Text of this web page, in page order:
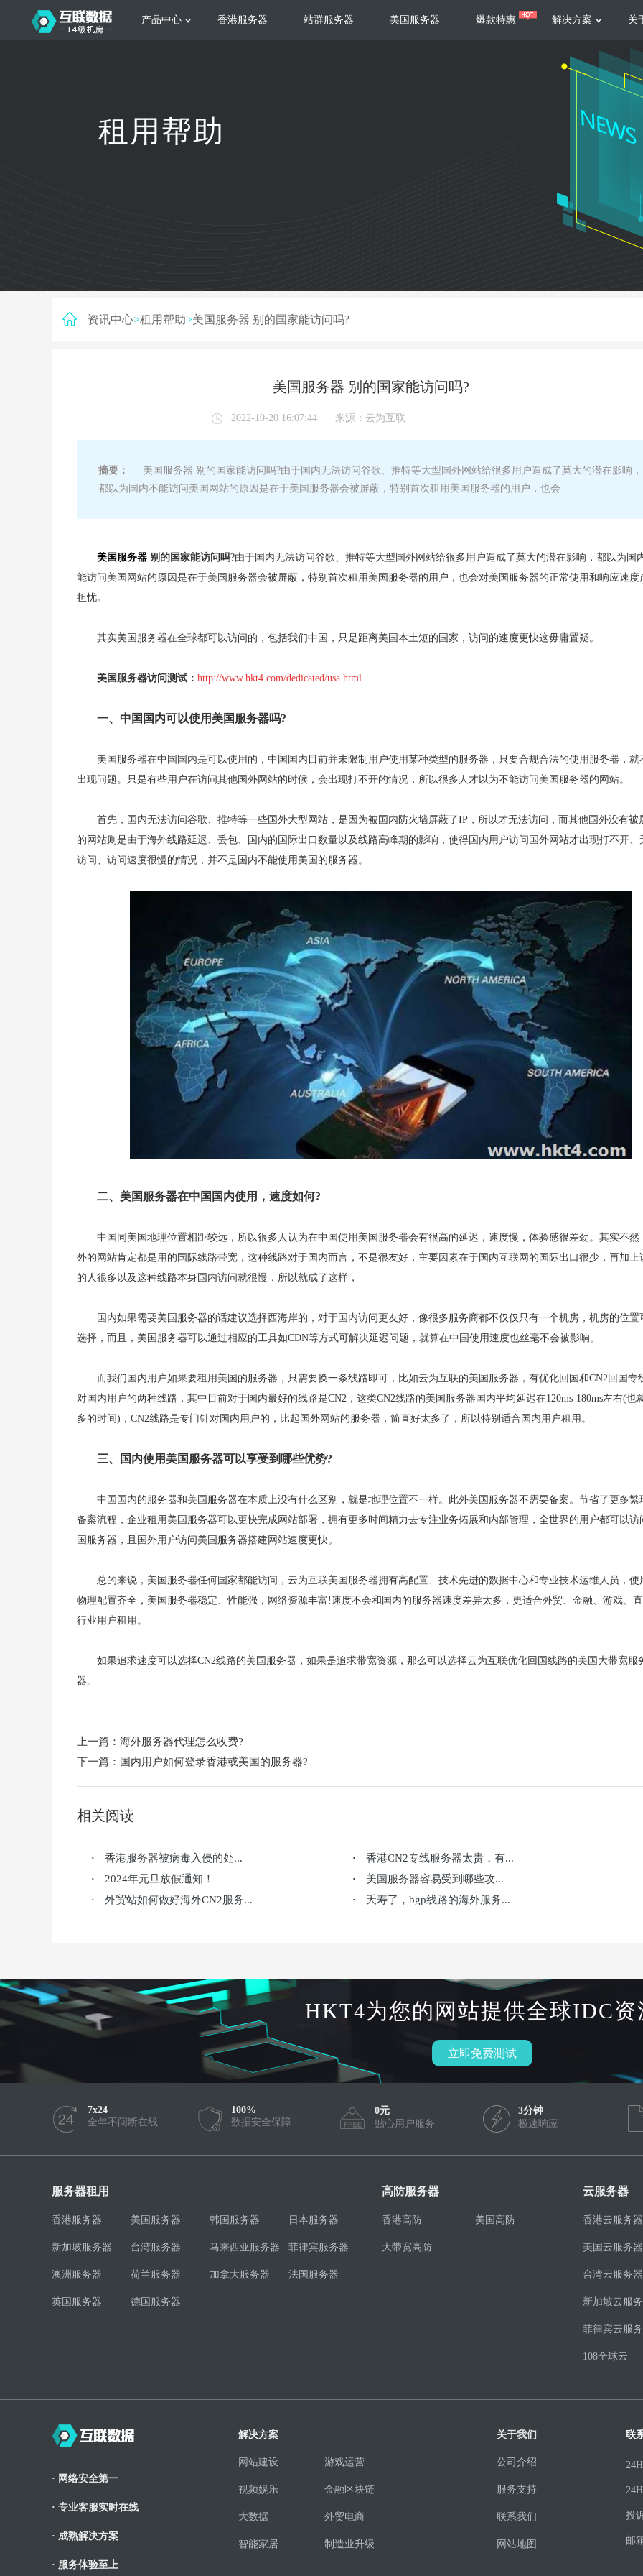
产品中心
新加坡服务器 台湾服务器
服务器
香港服务器 站群服务器 美国服务器 爆款特惠 解决方案
根据不同规模的网站提供可定制化的架
构和 一站式协助
集源视频存储、高效自动
以及 内容分发等功能，加
大数据营销
低成本有效采集、分析、
数据，降 低20%的人工成
关
服务支持
租用帮助
资讯中心>租用帮助>美国服务器 别的国家能访问吗?
美国服务器 别的国家能访问吗?
2022-10-20 16:07:44 来源： 云为互联
摘要：
美国服务器 别的国家能访问吗?由于国内无法访问谷歌、推特等大型国外网站给很多用户造成了莫大的潜在影响，
都以为国内不能访问美国网站的原因是在于美国服务器会被屏蔽，特别首次租用美国服务器的用户，也会
美国服务器 别的国家能访问吗?由于国内无法访问谷歌、推特等大型国外网站给很多用户造成了莫大的潜在影响，都以为国
能访问美国网站的原因是在于美国服务器会被屏蔽，特别首次租用美国服务器的用户，也会对美国服务器的正常使用和响应速度
担忧。
其实美国服务器在全球都可以访问的，包括我们中国，只是距离美国本土短的国家，访问的速度更快这毋庸置疑。
美国服务器访问测试： http://www.hkt4.com/dedicated/usa.html
一、中国国内可以使用美国服务器吗?
美国服务器在中国国内是可以使用的，中国国内目前并未限制用户使用某种类型的服务器，只要合规合法的使用服务器，就
出现问题。只是有些用户在访问其他国外网站的时候，会出现打不开的情况，所以很多人才以为不能访问美国服务器的网站。
首先，国内无法访问谷歌、推特等一些国外大型网站，是因为被国内防火墙屏蔽了IP，所以才无法访问，而其他国外没有被
的网站则是由于海外线路延迟、丢包、国内的国际出口数量以及线路高峰期的影响，使得国内用户访问国外网站才出现打不开、
访问、访问速度很慢的情况，并不是国内不能使用美国的服务器。
二、美国服务器在中国国内使用，速度如何?
中国同美国地理位置相距较远，所以很多人认为在中国使用美国服务器会有很高的延迟，速度慢，体验感很差劲。其实不然
外的网站肯定都是用的国际线路带宽，这种线路对于国内而言，不是很友好，主要因素在于国内互联网的国际出口很少，再加上
的人很多以及这种线路本身国内访问就很慢，所以就成了这样，
国内如果需要美国服务器的话建议选择西海岸的，对于国内访问更友好，像很多服务商都不仅仅只有一个机房，机房的位置
选择，而且，美国服务器可以通过相应的工具如CDN等方式可解决延迟问题，就算在中国使用速度也丝毫不会被影响。
而我们国内用户如果要租用美国的服务器，只需要换一条线路即可，比如云为互联的美国服务器，有优化回国和CN2回国专
对国内用户的两种线路，其中目前对于国内最好的线路是CN2，这类CN2线路的美国服务器国内平均延迟在120ms-180ms左右(也
多的时间)，CN2线路是专门针对国内用户的，比起国外网站的服务器，简直好太多了，所以特别适合国内用户租用。
三、国内使用美国服务器可以享受到哪些优势?
中国国内的服务器和美国服务器在本质上没有什么区别，就是地理位置不一样。此外美国服务器不需要备案。节省了更多繁
备案流程，企业租用美国服务器可以更快完成网站部署，拥有更多时间精力去专注业务拓展和内部管理，全世界的用户都可以访
国服务器，且国外用户访问美国服务器搭建网站速度更快。
总的来说，美国服务器任何国家都能访问，云为互联美国服务器拥有高配置、技术先进的数据中心和专业技术运维人员，使
物理配置齐全，美国服务器稳定、性能强，网络资源丰富!速度不会和国内的服务器速度差异太多，更适合外贸、金融、游戏、
行业用户租用。
如果追求速度可以选择CN2线路的美国服务器，如果是追求带宽资源，那么可以选择云为互联优化回国线路的美国大带宽服
器。
上一篇： 海外服务器代理怎么收费?
下一篇： 国内用户如何登录香港或美国的服务器?
相关阅读
· 香港服务器被病毒入侵的处... · 香港CN2专线服务器太贵，有...
· 2024年元旦放假通知！ · 美国服务器容易受到哪些攻...
· 外贸站如何做好海外CN2服务... · 夭寿了，bgp线路的海外服务...
HKT4为您的网站提供全球IDC资
立即免费测试
7x24
全年不间断在线
100%
数据安全保障
0元
贴心用户服务
3分钟
极速响应
服务器租用
香港服务器 美国服务器 韩国服务器 日本服务器
新加坡服务器 台湾服务器 马来西亚服务器 菲律宾服务器
澳洲服务器 荷兰服务器 加拿大服务器 法国服务器
英国服务器 德国服务器
高防服务器
香港高防 美国高防
大带宽高防
云服务器
香港云服务器
美国云服务器
台湾云服务器
新加坡云服
菲律宾云服
108全球云
· 网络安全第一
· 专业客服实时在线
· 成熟解决方案
· 服务体验至上
解决方案
网站建设 游戏运营
视频娱乐 金融区块链
大数据 外贸电商
智能家居 制造业升级
关于我们
公司介绍
服务支持
联系我们
网站地图
联
投
邮